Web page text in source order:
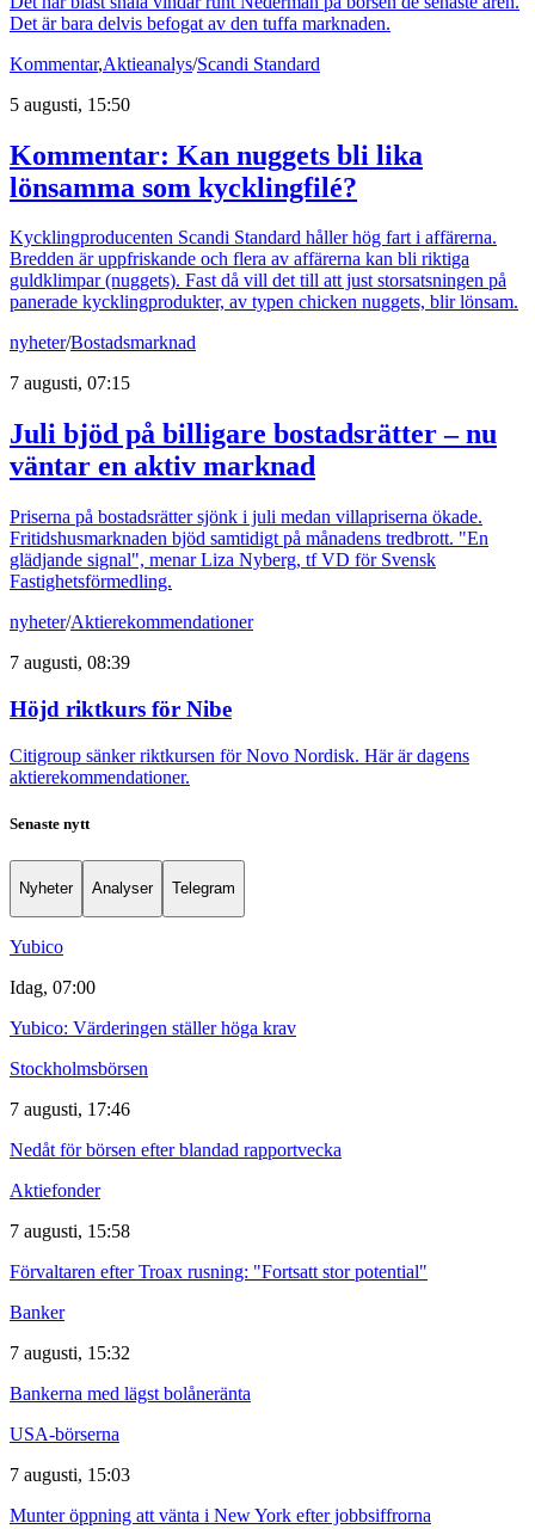
Det är bara delvis befogat av den tuffa marknaden.
Kommentar,Aktieanalys/Scandi Standard
5 augusti, 15:50
Kommentar: Kan nuggets bli lika
lönsamma som kycklingfilé?
Kycklingproducenten Scandi Standard håller hög fart i affärerna.
Bredden är uppfriskande och flera av affärerna kan bli riktiga
guldklimpar (nuggets). Fast då vill det till att just storsatsningen på
panerade kycklingprodukter, av typen chicken nuggets, blir lönsam.
nyheter/Bostadsmarknad
7 augusti, 07:15
Juli bjöd på billigare bostadsrätter – nu
väntar en aktiv marknad
Priserna på bostadsrätter sjönk i juli medan villapriserna ökade.
Fritidshusmarknaden bjöd samtidigt på månadens tredbrott. "En
glädjande signal", menar Liza Nyberg, tf VD för Svensk
Fastighetsförmedling.
nyheter/Aktierekommendationer
7 augusti, 08:39
Höjd riktkurs för Nibe
Citigroup sänker riktkursen för Novo Nordisk. Här är dagens
aktierekommendationer.
Senaste nytt
Nyheter Analyser Telegram
Yubico
Idag, 07:00
Yubico: Värderingen ställer höga krav
Stockholmsbörsen
7 augusti, 17:46
Nedåt för börsen efter blandad rapportvecka
Aktiefonder
7 augusti, 15:58
Förvaltaren efter Troax rusning: "Fortsatt stor potential"
Banker
7 augusti, 15:32
Bankerna med lägst bolåneränta
USA-börserna
7 augusti, 15:03
Munter öppning att vänta i New York efter jobbsiffrorna